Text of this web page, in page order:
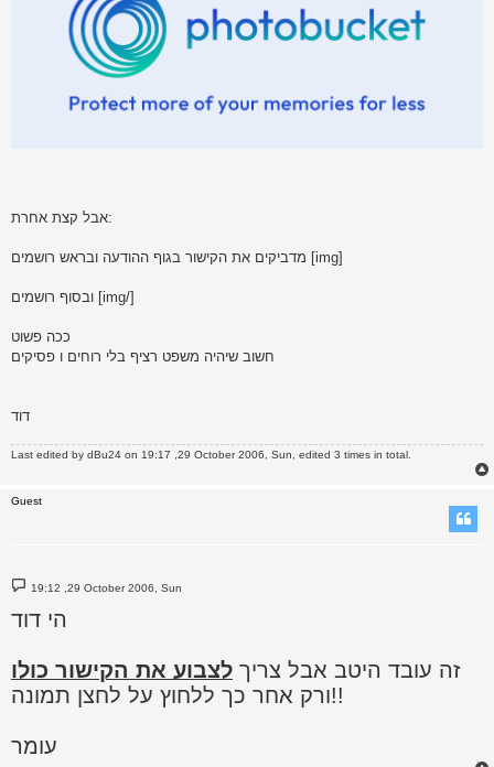
אבל קצת אחרת:
מדביקים את הקישור בגוף ההודעה ובראש רושמים [img]
ובסוף רושמים [img/]
ככה פשוט
חשוב שיהיה משפט רציף בלי רוחים ו פסיקים
דוד
Last edited by dBu24 on 19:17 ,29 October 2006, Sun, edited 3 times in total.
Guest
P19:12 ,29 October 2006, Sun
הי דוד
זה עובד היטב אבל צריך לצבוע את הקישור כולו
ורק אחר כך ללחוץ על לחצן תמונה!!
עומר